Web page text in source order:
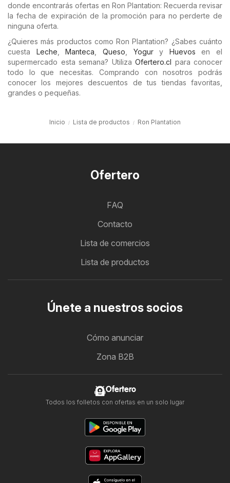
donde encontrarás ofertas en Ron Plantation: Recuerda revisar
la fecha de expiración de la promoción para no perderte de
ninguna oferta.
¿Quieres más productos como Ron Plantation? ¿Sabes cuánto
cuesta Leche ,Manteca Queso Yogury Huevos en el
supermercado esta semana? Utiliza Ofertero.cl para conocer
todo lo que necesitas. Comprando con nosotros podrás
conocer los mejores descuentos de tus tiendas favoritas,
grandes o pequeñas.
Inicio Lista de productos Ron Plantation
Ofertero
FAQ
Contacto
Lista de comercios
Lista de productos
Únete a nuestros socios
Cómo anunciar
Zona B2B
Ofertero
Todos los folletos con ofertas en un solo lugar